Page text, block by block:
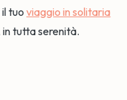
il tuoviaggio in solitaria
tutta serenità.